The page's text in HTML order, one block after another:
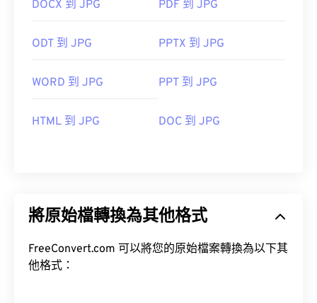
DOCX 到 JPG PDF 到 JPG
ODT 到 JPG PPTX 到 JPG
WORD 到 JPG PPT 到 JPG
HTML 到 JPG DOC 到 JPG
將原始檔轉換為其他格式
FreeConvert.com 可以將您的原始檔案轉換為以下其
他格式：